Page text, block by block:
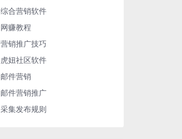
综合营销软件
网赚教程
营销推广技巧
虎妞社区软件
邮件营销
邮件营销推广
采集发布规则